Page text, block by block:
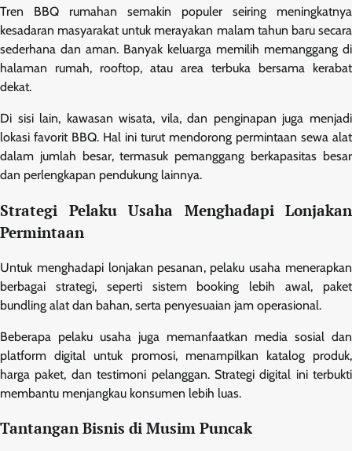
Tren BBQ rumahan semakin populer seiring meningkatnya
kesadaran masyarakat untuk merayakan malam tahun baru secara
sederhana dan aman. Banyak keluarga memilih memanggang di
halaman rumah, rooftop, atau area terbuka bersama kerabat
dekat.
Di sisi lain, kawasan wisata, vila, dan penginapan juga menjadi
lokasi favorit BBQ. Hal ini turut mendorong permintaan sewa alat
dalam jumlah besar, termasuk pemanggang berkapasitas besar
dan perlengkapan pendukung lainnya.
Strategi Pelaku Usaha Menghadapi Lonjakan
Permintaan
Untuk menghadapi lonjakan pesanan, pelaku usaha menerapkan
berbagai strategi, seperti sistem booking lebih awal, paket
bundling alat dan bahan, serta penyesuaian jam operasional.
Beberapa pelaku usaha juga memanfaatkan media sosial dan
platform digital untuk promosi, menampilkan katalog produk,
harga paket, dan testimoni pelanggan. Strategi digital ini terbukti
membantu menjangkau konsumen lebih luas.
Tantangan Bisnis di Musim Puncak